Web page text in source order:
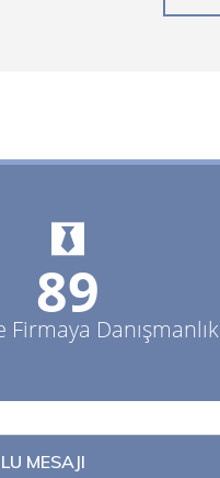
95+
Firmaya Danışmanlık
MESAJI